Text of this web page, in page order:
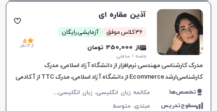
آذین مقاره ای
36 کلاس موفق آزمایشی رایگان
از 350,000 تومان
جلسه ۱ ساعتی
5
از 12 نظر
مدرک کارشناسی مهندسی نرم‌افزار از دانشگاه آزاد اسلامی، مدرک
کارشناسی‌ارشد Ecommerce از دانشگاه آزاد اسلامی، مدرک TTC از آکادمی
زبان، ده سال تجربه تدریس زبان انگلیسی، تدریس دوره‌های مختلف و مت
تخصص‌ها م
کالمه زبان انگلیسی، زبان انگلیسی عمومی، گرامر زبان انگلیسی، زبان انگلیسی آمریکایی، زبان انگلیسی هفتم دبیرستان، زبان انگلیسی هشتم دبیرستان، زبان انگلیسی نهم دبیرستان، زبان انگلیسی دهم دبیرستان، زبان انگلیسی یازدهم دبیرستان، زبان انگلیسی دوازدهم دبیرستان، زبان انگلیسی کودکان
سطوح‌تدریس مبتدی، متوسط